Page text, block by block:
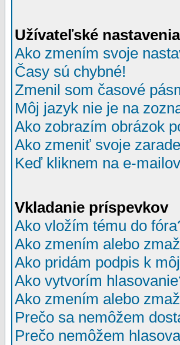
Užívateľské nastavenia
Ako zmením svoje
Časy sú chybné!
Zmenil som časové
Môj jazyk nie je na
Ako zobrazím obrázok
Ako zmeniť svoje
Keď kliknem na e-
Vkladanie príspevkov
Ako vložím tému do
Ako zmením alebo
Ako pridám podpis k
Ako vytvorím
Ako zmením alebo
Prečo sa nemôžem
Prečo nemôžem